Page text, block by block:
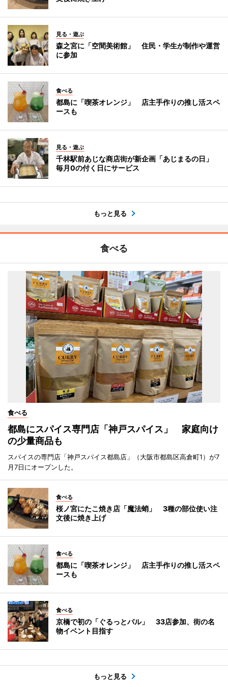
見る・遊ぶ
森之宮に「空間美術館」 住民・学生が制作や運営
に参加
食べる
都島に「喫茶オレンジ」 店主手作りの推し活スペ
ースも
見る・遊ぶ
千林駅前あじな商店街が新企画「あじまるの日」
毎月0の付く日にサービス
もっと見る
食べる
食べる
都島にスパイス専門店「神戸スパイス」 家庭向け
の少量商品も
スパイスの専門店「神戸スパイス都島店」（大阪市都島区高倉町1）が7
月7日にオープンした。
食べる
桜ノ宮にたこ焼き店「魔法蛸」 3種の部位使い注
文後に焼き上げ
食べる
都島に「喫茶オレンジ」 店主手作りの推し活スペ
ースも
食べる
京橋で初の「ぐるっとバル」 33店参加、街の名
物イベント目指す
もっと見る